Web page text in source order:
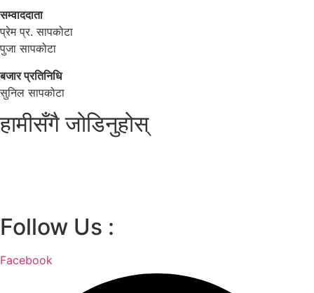
सम्वाददाता
प्रेम प्र. सापकोटा
पुजा सापकोटा
बजार प्रतिनिधि
सुनिल सापकोटा
हामीसँगै जोडिनुहोस्
Follow Us :
Facebook